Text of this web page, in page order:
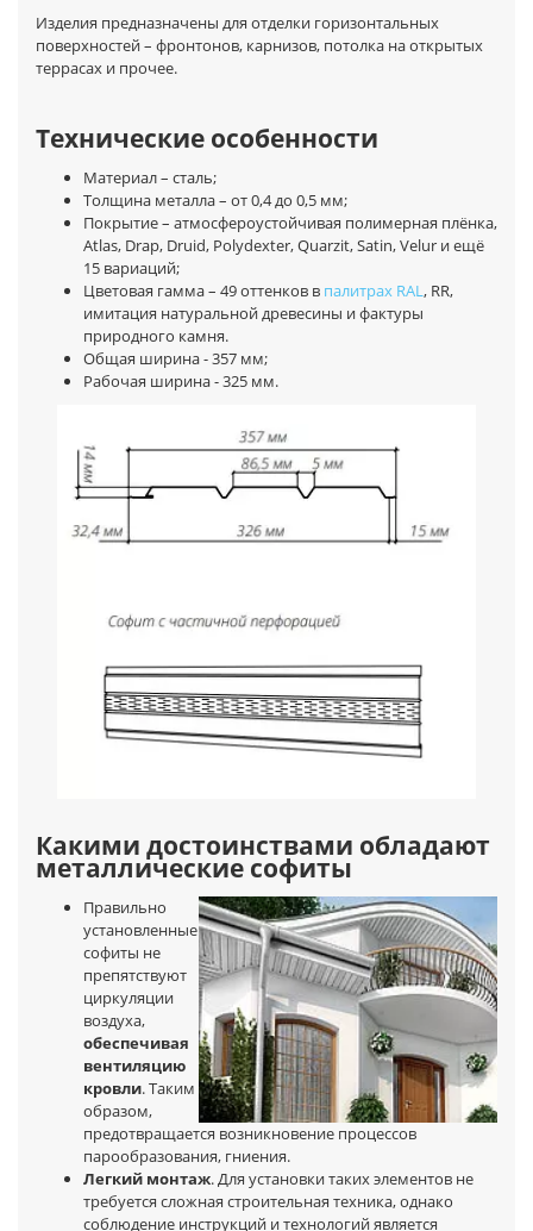
Изделия предназначены для отделки горизонтальных
поверхностей – фронтонов, карнизов, потолка на открытых
террасах и прочее.
Технические особенности
Материал – сталь;
Толщина металла – от 0,4 до 0,5 мм;
Покрытие – атмосфероустойчивая полимерная плёнка,
Atlas, Drap, Druid, Polydexter, Quarzit, Satin, Velur и ещё
15 вариаций;
Цветовая гамма – 49 оттенков в палитрах RAL, RR,
имитация натуральной древесины и фактуры
природного камня.
Общая ширина - 357 мм;
Рабочая ширина - 325 мм.
Какими достоинствами обладают
металлические софиты
Правильно
установленные
софиты не
препятствуют
циркуляции
воздуха,
обеспечивая
вентиляцию
кровли. Таким
образом,
предотвращается возникновение процессов
парообразования, гниения.
Легкий монтаж. Для установки таких элементов не
требуется сложная строительная техника, однако
соблюдение инструкций и технологий является